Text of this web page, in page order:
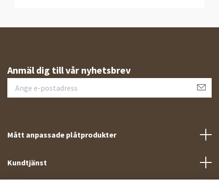
Anmäl dig till vår nyhetsbrev
Mått anpassade plåtprodukter
Kundtjänst